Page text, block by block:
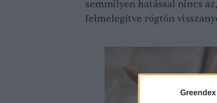
Greendex
semmilyen hatással nincs
felmelegítve rögtön